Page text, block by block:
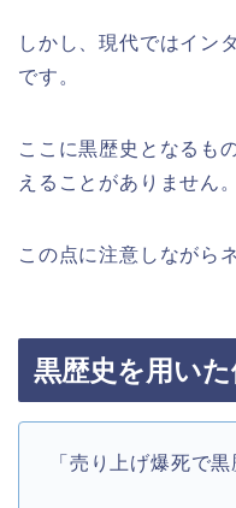
しかし、現代ではイン
です。
ここに黒歴史となるも
えることがありません。
この点に注意しながら
黒歴史を用い
「売り上げ爆死で黒